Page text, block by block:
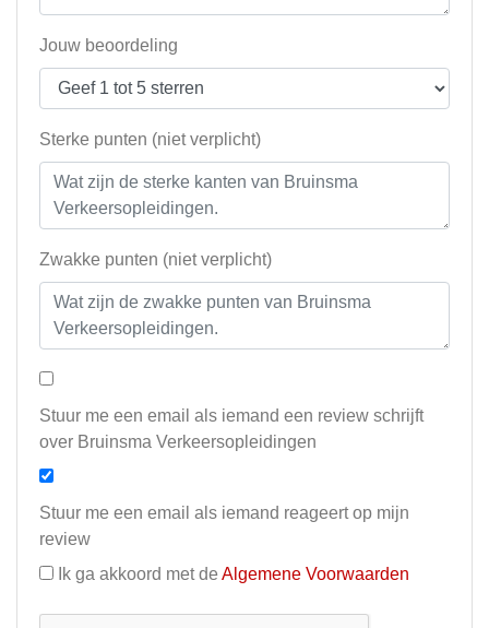
Jouw beoordeling
Sterke punten (niet verplicht)
Zwakke punten (niet verplicht)
Stuur me een email als iemand een review schrijft
over Bruinsma Verkeersopleidingen
Stuur me een email als iemand reageert op mijn
review
Ik ga akkoord met de Algemene Voorwaarden